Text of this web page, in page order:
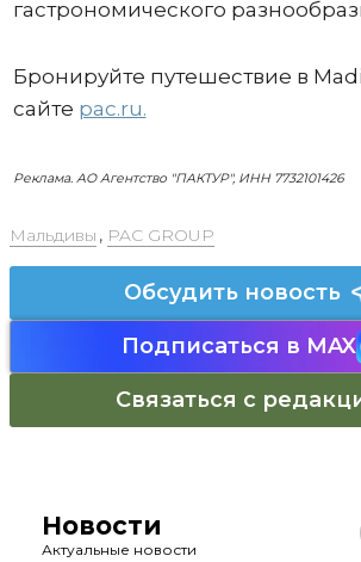
гастрономического
Бронируйте путешествие в
сайте pac.ru.
Реклама. АО Агентство "ПАКТУР", ИНН 7732101426
Мальдивы , PAC GROUP
Обсудить новость
Подписаться в MAX
Связаться с
Новости
Актуальные новости